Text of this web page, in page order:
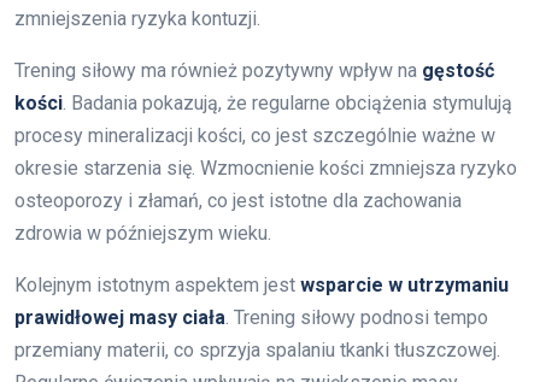
zmniejszenia ryzyka kontuzji.
Trening siłowy ma również pozytywny wpływ na gęstość
kości. Badania pokazują, że regularne obciążenia stymulują
procesy mineralizacji kości, co jest szczególnie ważne w
okresie starzenia się. Wzmocnienie kości zmniejsza ryzyko
osteoporozy i złamań, co jest istotne dla zachowania
zdrowia w późniejszym wieku.
Kolejnym istotnym aspektem jest wsparcie w utrzymaniu
prawidłowej masy ciała. Trening siłowy podnosi tempo
przemiany materii, co sprzyja spalaniu tkanki tłuszczowej.